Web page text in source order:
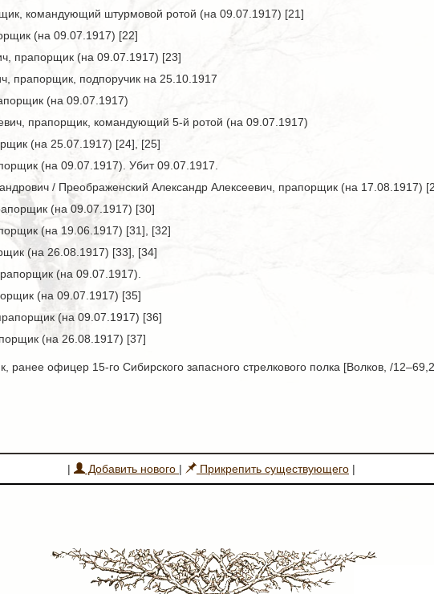
командующий штурмовой ротой (на 09.07.1917) [21]
(на 09.07.1917) [22]
прапорщик (на 09.07.1917) [23]
прапорщик, подпоручик на 25.10.1917
(на 09.07.1917)
прапорщик, командующий 5-й ротой (на 09.07.1917)
(на 25.07.1917) [24], [25]
(на 09.07.1917). Убит 09.07.1917.
/ Преображенский Александр Алексеевич, прапорщик (на 17.08.1917)
(на 09.07.1917) [30]
(на 19.06.1917) [31], [32]
(на 26.08.1917) [33], [34]
(на 09.07.1917).
(на 09.07.1917) [35]
(на 09.07.1917) [36]
(на 26.08.1917) [37]
ранее офицер 15-го Сибирского запасного стрелкового полка [Волков, /
| Добавить нового | Прикрепить существующего |